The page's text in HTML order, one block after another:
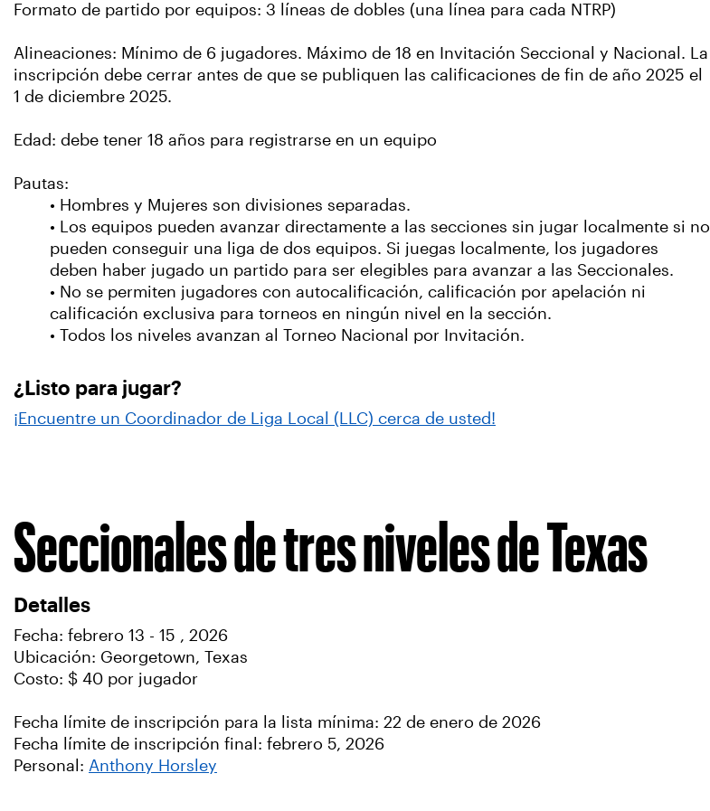
Formato de partido por equipos: 3 líneas de dobles (una línea para cada NTRP)
Alineaciones: Mínimo de 6 jugadores. Máximo de 18 en Invitación Seccional y Nacional. La
inscripción debe cerrar antes de que se publiquen las calificaciones de fin de año 2025 el
1 de diciembre 2025.
Edad: debe tener 18 años para registrarse en un equipo
Pautas:
• Hombres y Mujeres son divisiones separadas.
• Los equipos pueden avanzar directamente a las secciones sin jugar localmente si no
pueden conseguir una liga de dos equipos. Si juegas localmente, los jugadores
deben haber jugado un partido para ser elegibles para avanzar a las Seccionales.
• No se permiten jugadores con autocalificación, calificación por apelación ni
calificación exclusiva para torneos en ningún nivel en la sección.
• Todos los niveles avanzan al Torneo Nacional por Invitación.
¿Listo para jugar?
¡Encuentre un Coordinador de Liga Local (LLC) cerca de usted!
Seccionales de tres niveles de Texas
Detalles
Fecha: febrero 13 - 15 , 2026
Ubicación: Georgetown, Texas
Costo: $ 40 por jugador
Fecha límite de inscripción para la lista mínima: 22 de enero de 2026
Fecha límite de inscripción final: febrero 5, 2026
Personal: Anthony Horsley